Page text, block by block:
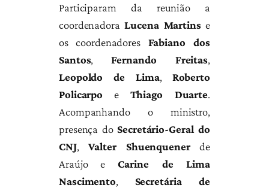
Participaram da reunião a
coordenadora Lucena Martinse
os coordenadores Fabiano dos
Santos,Fernando Freitas,
Leopoldo de Lima, Roberto
Policarpo e Thiago Duarte.
Acompanhando o ministro,
presença do Secretário-Geral do
CNJ,Valter Shuenquenerde
Araújo eCarine de Lima
Nascimento, Secretária de